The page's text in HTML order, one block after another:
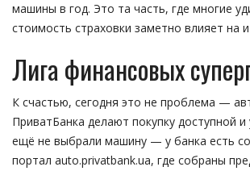
машины в год. Это та часть, где многие
стоимость страховки заметно влияет на
Лига финансовых
К счастью, сегодня это не проблема —
ПриватБанка делают покупку доступной и
ещё не выбрали машину — у банка есть
портал auto.privatbank.ua, где собраны